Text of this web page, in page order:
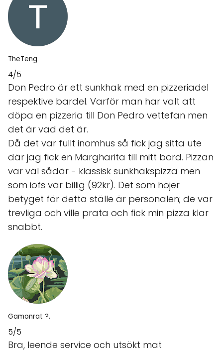
TheTeng
4/5
Don Pedro är ett sunkhak med en pizzeriadel
respektive bardel. Varför man har valt att
döpa en pizzeria till Don Pedro vettefan men
det är vad det är.
Då det var fullt inomhus så fick jag sitta ute
där jag fick en Margharita till mitt bord. Pizzan
var väl sådär - klassisk sunkhakspizza men
som iofs var billig (92kr). Det som höjer
betyget för detta ställe är personalen; de var
trevliga och ville prata och fick min pizza klar
snabbt.
Gamonrat ?.
5/5
Bra, leende service och utsökt mat